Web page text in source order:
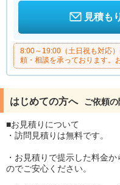
見積も
8:00～19:00（土日祝も対応
頼・相談を承っております。
はじめての方へ ご依頼
■お見積りについて
・訪問見積りは無料です。
・お見積りで提示した料金
のでご安心ください。